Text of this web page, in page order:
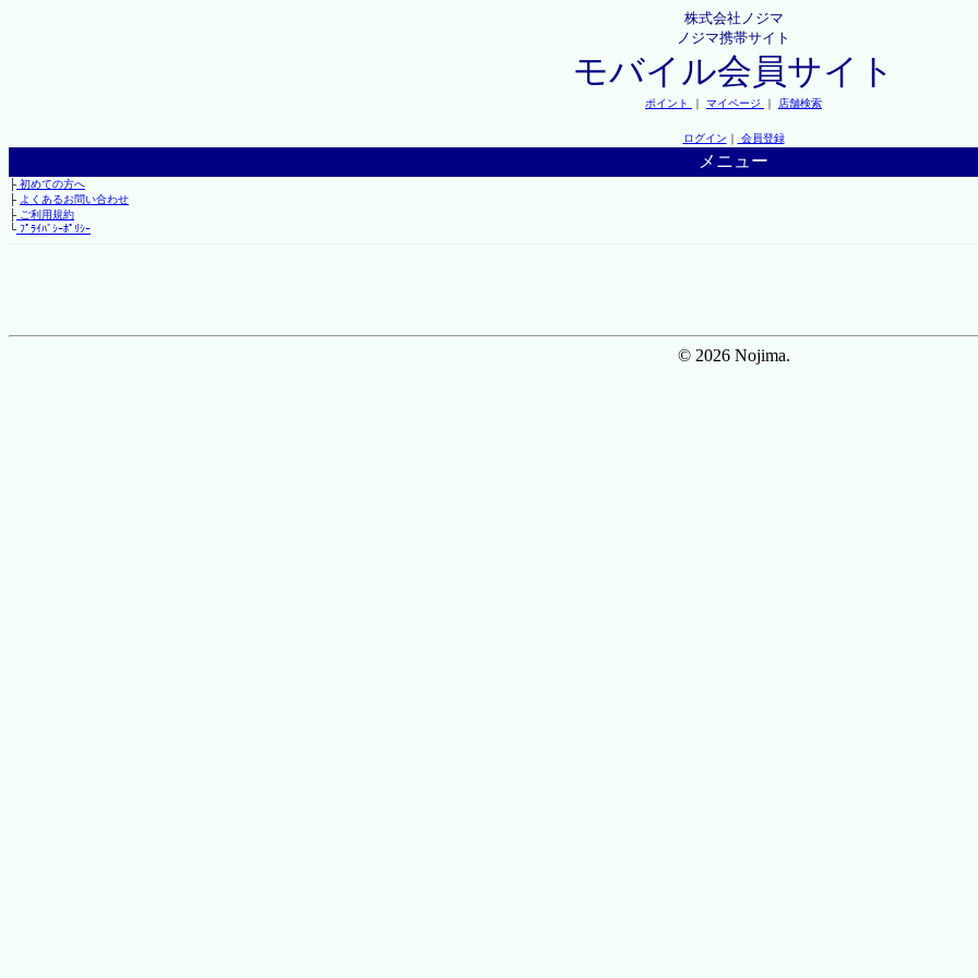
株式会社ノジマ
ノジマ携帯サイト
モバイル会員サイト
ポイント ｜ マイページ ｜ 店舗検索
ログイン ｜ 会員登録
メニュー
├初めての方へ
├ よくあるお問い合わせ
├ご利用規約
└ﾌﾟﾗｲﾊﾞｼｰﾎﾟﾘｼｰ
© 2026 Nojima.